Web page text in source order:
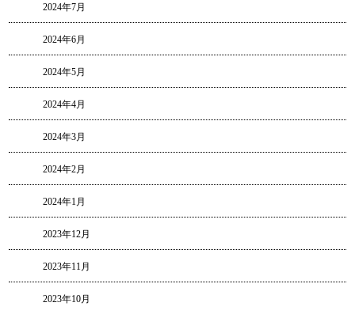
2024年7月
2024年6月
2024年5月
2024年4月
2024年3月
2024年2月
2024年1月
2023年12月
2023年11月
2023年10月